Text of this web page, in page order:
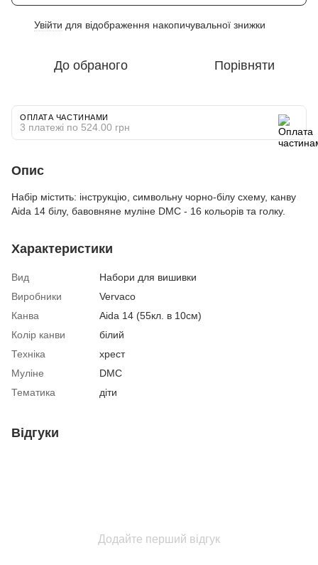
Увійти для відображення накопичувальної знижки
До обраного Порівняти
ОПЛАТА ЧАСТИНАМИ
3 платежі по 524.00 грн
Опис
Набір містить: інструкцію, символьну чорно-білу схему, канву
Aida 14 білу, бавовняне муліне DMC - 16 кольорів та голку.
Характеристики
Вид
Набори для вишивки
Виробники
Vervaco
Канва
Aida 14 (55кл. в 10см)
Колір канви
білий
Техніка
хрест
Муліне
DMC
Тематика
діти
Відгуки
Додайте перший відгук